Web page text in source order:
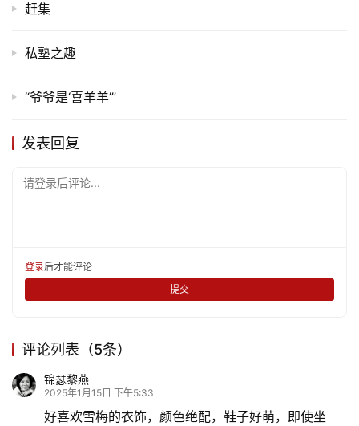
赶集
私塾之趣
“爷爷是‘喜羊羊’”
发表回复
请登录后评论...
登录后才能评论
提交
评论列表（5条）
锦瑟黎燕
2025年1月15日 下午5:33
好喜欢雪梅的衣饰，颜色绝配，鞋子好萌，即使坐